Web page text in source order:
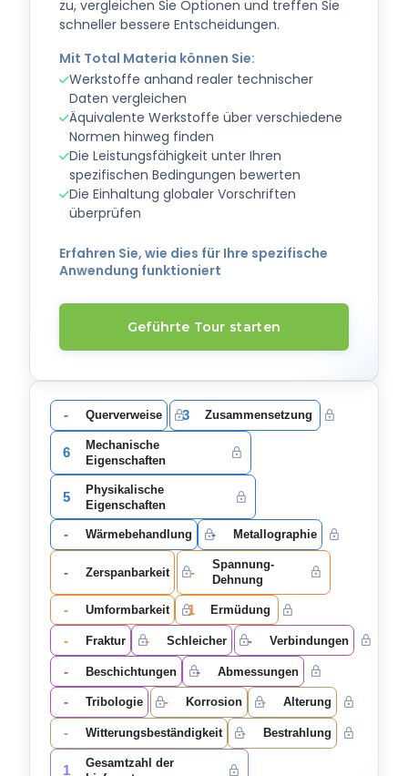
zu, vergleichen Sie Optionen und treffen Sie
schneller bessere Entscheidungen.
Mit Total Materia können Sie:
Werkstoffe anhand realer technischer
Daten vergleichen
Äquivalente Werkstoffe über verschiedene
Normen hinweg finden
Die Leistungsfähigkeit unter Ihren
spezifischen Bedingungen bewerten
Die Einhaltung globaler Vorschriften
überprüfen
Erfahren Sie, wie dies für Ihre spezifische
Anwendung funktioniert
Geführte Tour starten
- Querverweise 3 Zusammensetzung
6
Mechanische
Eigenschaften
5
Physikalische
Eigenschaften
- Wärmebehandlung - Metallographie
- Zerspanbarkeit -
Spannung-
Dehnung
- Umformbarkeit 1 Ermüdung
- Fraktur - Schleicher - Verbindungen
- Beschichtungen - Abmessungen
- Tribologie - Korrosion - Alterung
- Witterungsbeständigkeit - Bestrahlung
1
Gesamtzahl der